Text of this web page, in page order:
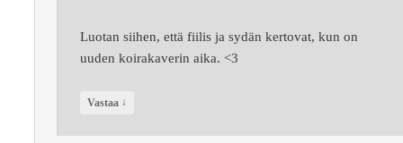
Luotan siihen, että fiilis ja sydän kertovat, kun on
uuden koirakaverin aika. <3
Vastaa ↓